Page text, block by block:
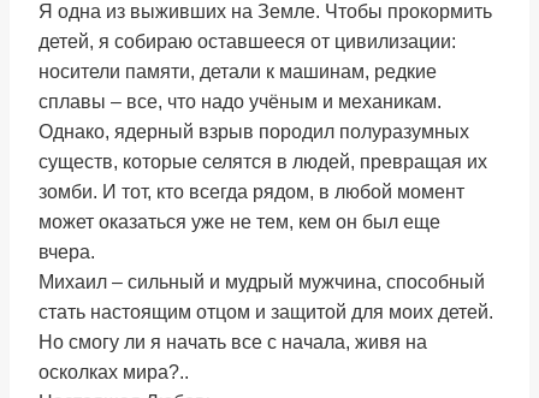
Я одна из выживших на Земле. Чтобы прокормить
детей, я собираю оставшееся от цивилизации:
носители памяти, детали к машинам, редкие
сплавы – все, что надо учёным и механикам.
Однако, ядерный взрыв породил полуразумных
существ, которые селятся в людей, превращая их
зомби. И тот, кто всегда рядом, в любой момент
может оказаться уже не тем, кем он был еще
вчера.
Михаил – сильный и мудрый мужчина, способный
стать настоящим отцом и защитой для моих детей.
Но смогу ли я начать все с начала, живя на
осколках мира?..